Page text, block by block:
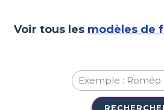
Voir tous les modèles de